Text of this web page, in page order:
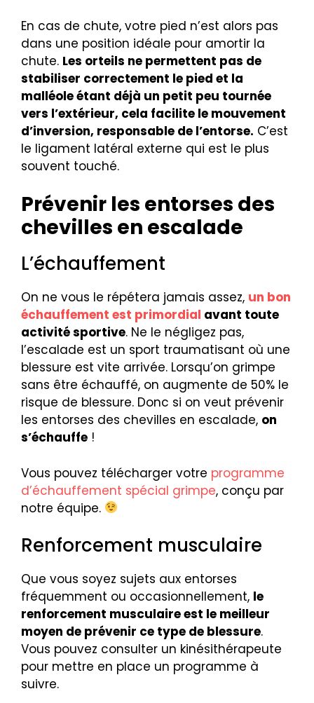
En cas de chute, votre pied n’est alors pas
dans une position idéale pour amortir la
chute. Les orteils ne permettent pas de
stabiliser correctement le pied et la
malléole étant déjà un petit peu tournée
vers l’extérieur, cela facilite le mouvement
d’inversion, responsable de l’entorse. C’est
le ligament latéral externe qui est le plus
souvent touché.
Prévenir les entorses des
chevilles en escalade
L’échauffement
On ne vous le répétera jamais assez, un bon
échauffement est primordial avant toute
activité sportive. Ne le négligez pas,
l’escalade est un sport traumatisant où une
blessure est vite arrivée. Lorsqu’on grimpe
sans être échauffé, on augmente de 50% le
risque de blessure. Donc si on veut prévenir
les entorses des chevilles en escalade, on
s’échauffe !
Vous pouvez télécharger votre programme
d’échauffement spécial grimpe, conçu par
notre équipe.
Renforcement musculaire
Que vous soyez sujets aux entorses
fréquemment ou occasionnellement, le
renforcement musculaire est le meilleur
moyen de prévenir ce type de blessure.
Vous pouvez consulter un kinésithérapeute
pour mettre en place un programme à
suivre.